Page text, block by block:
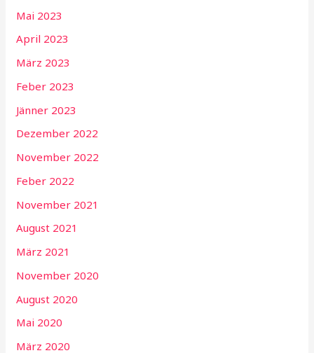
Mai 2023
April 2023
März 2023
Feber 2023
Jänner 2023
Dezember 2022
November 2022
Feber 2022
November 2021
August 2021
März 2021
November 2020
August 2020
Mai 2020
März 2020